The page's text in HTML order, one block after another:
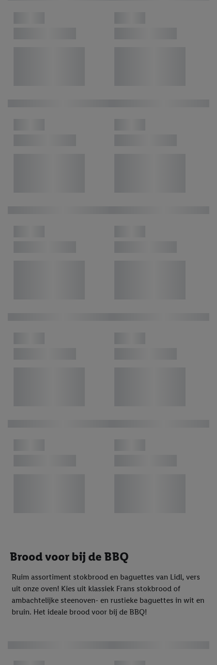
Brood voor bij de BBQ
Ruim assortiment stokbrood en baguettes van Lidl, vers
uit onze oven! Kies uit klassiek Frans stokbrood of
ambachtelijke steenoven- en rustieke baguettes in wit en
bruin. Het ideale brood voor bij de BBQ!